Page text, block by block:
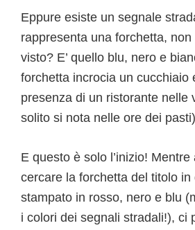
Eppure esiste un segnale
rappresenta una forchetta, non
visto? E’ quello blu, nero e
forchetta incrocia un cucchiaio
presenza di un ristorante nelle
solito si nota nelle ore dei
E questo è solo l’inizio!
cercare la forchetta del titolo in
stampato in rosso, nero e blu
i colori dei segnali stradali!), ci